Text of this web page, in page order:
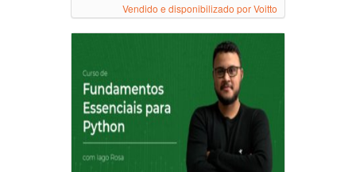
Vendido e disponibilizado por Voitto